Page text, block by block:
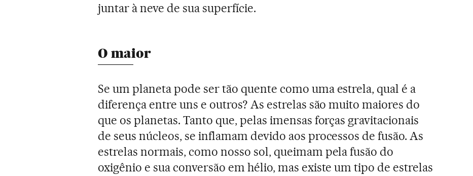
juntar à neve de sua superfície.
O maior
Se um planeta pode ser tão quente como uma estrela, qual é a
diferença entre uns e outros? As estrelas são muito maiores do
que os planetas. Tanto que, pelas imensas forças gravitacionais
de seus núcleos, se inflamam devido aos processos de fusão. As
estrelas normais, como nosso sol, queimam pela fusão do
oxigênio e sua conversão em hélio, mas existe um tipo de estrelas